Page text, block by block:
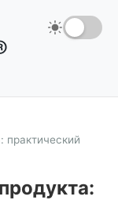
практический